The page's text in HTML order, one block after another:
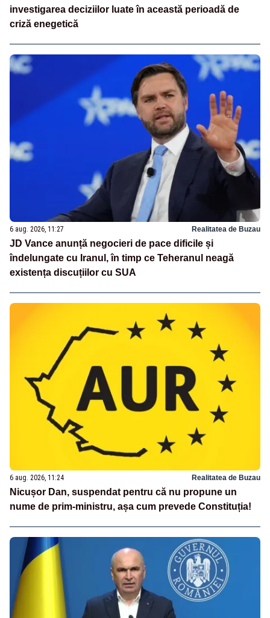
investigarea deciziilor luate în această perioadă de
criză enegetică
6 aug. 2026, 11:27 Realitatea de Buzau
JD Vance anunță negocieri de pace dificile și
îndelungate cu Iranul, în timp ce Teheranul neagă
existența discuțiilor cu SUA
6 aug. 2026, 11:24 Realitatea de Buzau
Nicușor Dan, suspendat pentru că nu propune un
nume de prim-ministru, așa cum prevede Constituția!